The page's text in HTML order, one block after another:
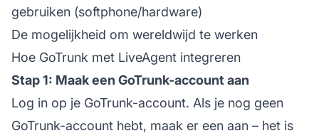
gebruiken (softphone/hardware)
De mogelijkheid om wereldwijd te werken
Hoe GoTrunk met LiveAgent integreren
Stap 1: Maak een GoTrunk-account aan
Log in op je GoTrunk-account. Als je nog geen
GoTrunk-account hebt, maak er een aan – het is